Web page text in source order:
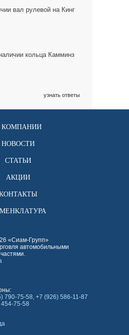
вал рулевой на Кинг
кольца Камминз
узнать ответы
КОМПАНИИ
НОВОСТИ
СТАТЬИ
АКЦИИ
«Сиам-Групп»
автомобильными
790-75-58, +7 (926) 586-11-87
75-58